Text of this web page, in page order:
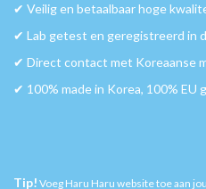
✔︎ Veilig en betaalbaar hoge
✔︎ Lab getest en geregistreerd in
✔︎ Direct contact met Koreaanse
✔︎ 100% made in Korea, 100% EU
Tip! Voeg Haru Haru website toe aan